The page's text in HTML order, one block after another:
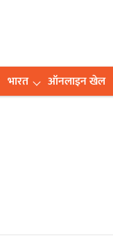
भारत ऑनलाइन खेल